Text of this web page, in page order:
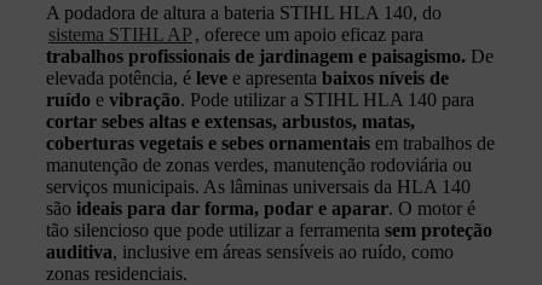
A podadora de altura a bateria STIHL HLA 140, do
sistema STIHL AP , oferece um apoio eficaz para
trabalhos profissionais de jardinagem e paisagismo. De
elevada potência, é leve e apresenta baixos níveis de
ruído e vibração. Pode utilizar a STIHL HLA 140 para
cortar sebes altas e extensas, arbustos, matas,
coberturas vegetais e sebes ornamentais em trabalhos de
manutenção de zonas verdes, manutenção rodoviária ou
serviços municipais. As lâminas universais da HLA 140
são ideais para dar forma, podar e aparar. O motor é
tão silencioso que pode utilizar a ferramenta sem proteção
auditiva, inclusive em áreas sensíveis ao ruído, como
zonas residenciais.